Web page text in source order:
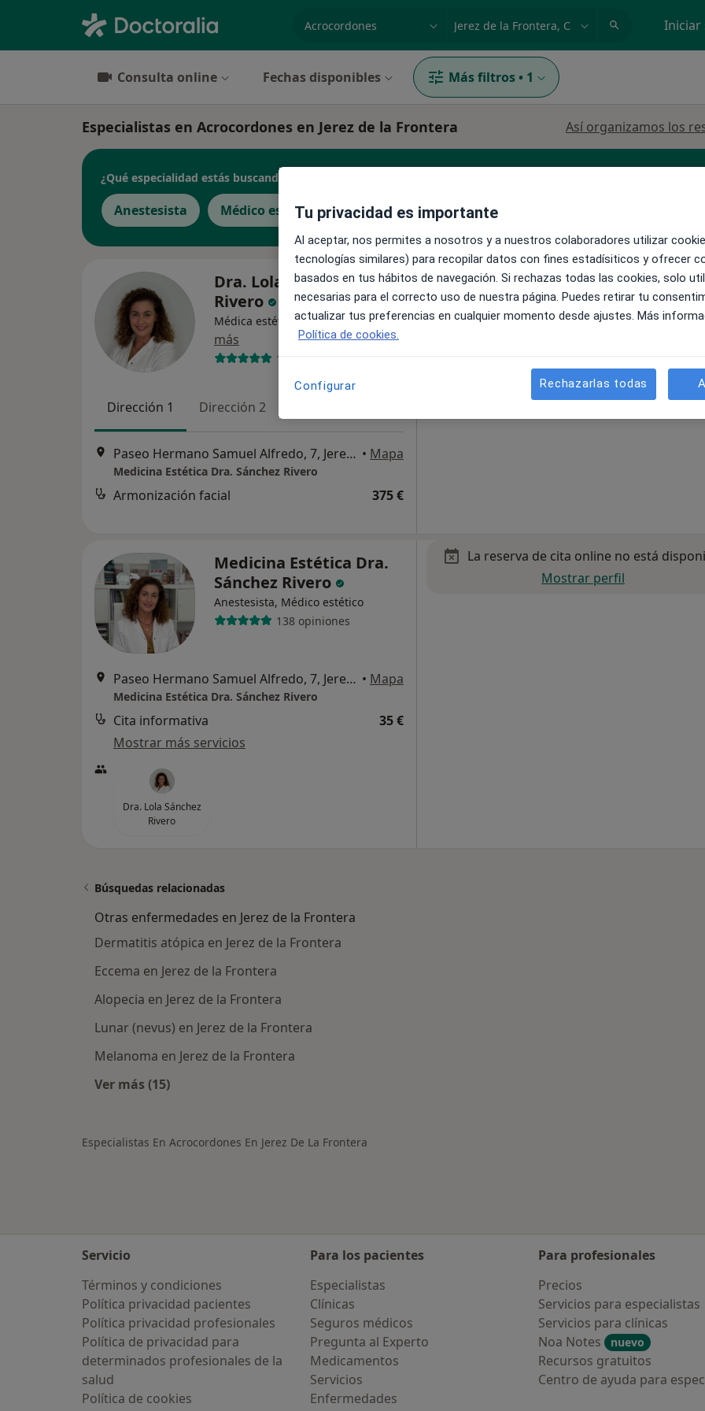
Iniciar
Consulta online Fechas disponibles Más filtros • 1
Especialistas en Acrocordones en Jerez de la Frontera Así organizamos los
¿Qué especialidad estás buscando?
Anestesista Médico estético
Dra. Lola Sánchez
Rivero
Médica estética, Anestesista·Ver
más
138 opiniones
Dirección 1 Dirección 2
Paseo Hermano Samuel Alfredo, 7, Jerez de la Frontera • Mapa
Medicina Estética Dra. Sánchez Rivero
Armonización facial 375 €
La reserva de cita online no está
Pedir una cita
Medicina Estética Dra.
Sánchez Rivero
Anestesista, Médico estético
138 opiniones
Paseo Hermano Samuel Alfredo, 7, Jerez de la Frontera • Mapa
Medicina Estética Dra. Sánchez Rivero
Cita informativa
35 €
Mostrar más servicios
Dra. Lola Sánchez
Rivero
La reserva de cita online no está
Mostrar perfil
Búsquedas relacionadas
Otras enfermedades en Jerez de la Frontera
Dermatitis atópica en Jerez de la Frontera
Eccema en Jerez de la Frontera
Alopecia en Jerez de la Frontera
Lunar (nevus) en Jerez de la Frontera
Melanoma en Jerez de la Frontera
Ver más (15)
Especialistas En Acrocordones En Jerez De La Frontera
Servicio
Términos y condiciones
Política privacidad pacientes
Política privacidad profesionales
Política de privacidad para
determinados profesionales de la
salud
Política de cookies
Para los pacientes
Especialistas
Clínicas
Seguros médicos
Pregunta al Experto
Medicamentos
Servicios
Enfermedades
Para profesionales
Precios
Servicios para especialistas
Servicios para clínicas
Noa Notes
nuevo
Recursos gratuitos
Centro de ayuda para
Tu privacidad es importante
Al aceptar, nos permites a nosotros y a nuestros colaboradores utilizar
tecnologías similares) para recopilar datos con fines estadísiticos y ofrecer
basados en tus hábitos de navegación. Si rechazas todas las cookies, solo
necesarias para el correcto uso de nuestra página. Puedes retirar tu
actualizar tus preferencias en cualquier momento desde ajustes. Más
Política de cookies.
Configurar Rechazarlas todas